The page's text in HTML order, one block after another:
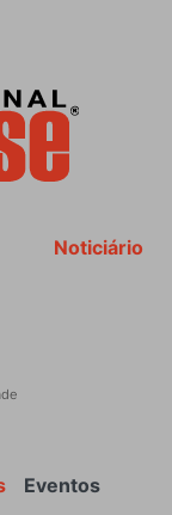
Noticiário
Eventos